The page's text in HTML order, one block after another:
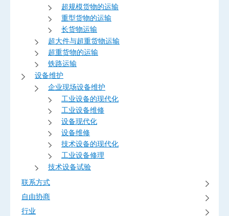
超规模货物的运输
重型货物的运输
长货物运输
超大件与超重货物运输
超重货物的运输
铁路运输
设备维护
企业现场设备维护
工业设备的现代化
工业设备维修
设备现代化
设备维修
技术设备的现代化
工业设备修理
技术设备试验
联系方式
自由协商
行业